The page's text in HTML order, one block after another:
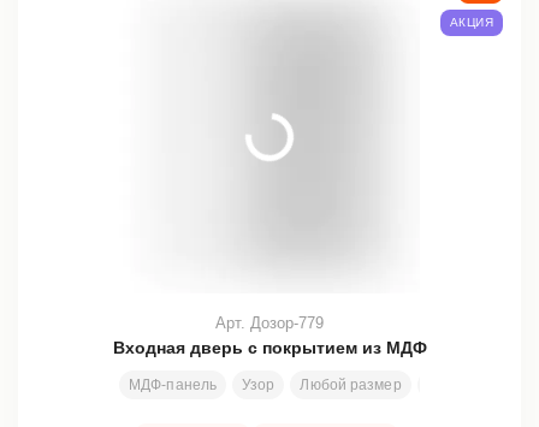
Входная дверь с покрытием из МДФ
МДФ-панель Узор Любой размер
Арт. Дозор-779
АКЦИЯ